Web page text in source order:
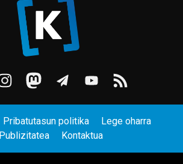
Pribatutasun politika
Lege oharra
Publizitatea
Kontaktua